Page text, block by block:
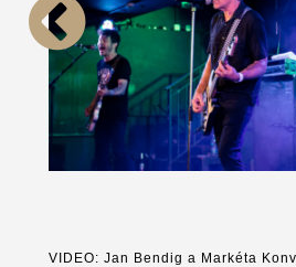
VIDEO: Jan Bendig a Markéta